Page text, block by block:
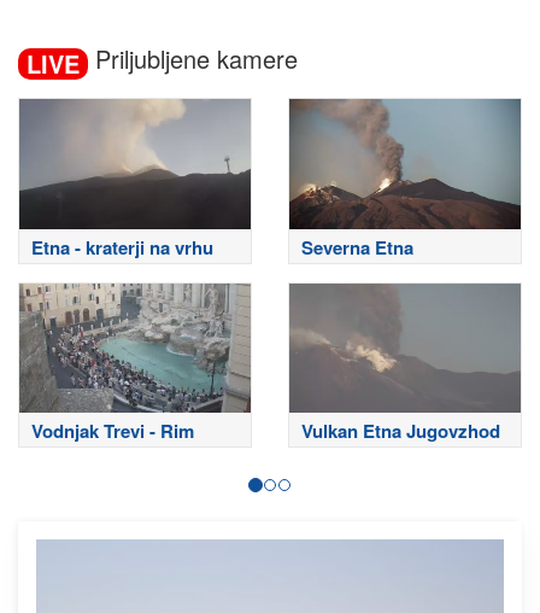
LIVE Priljubljene kamere
Etna - kraterji na vrhu Severna Etna
Vodnjak Trevi - Rim Vulkan Etna Jugovzhod